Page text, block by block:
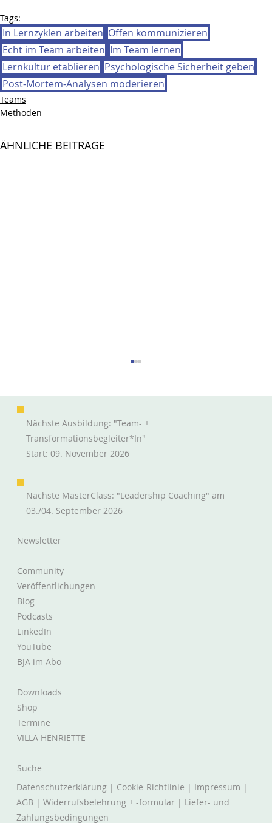
Tags:
In Lernzyklen arbeiten Offen kommunizieren
Echt im Team arbeiten Im Team lernen
Lernkultur etablieren Psychologische Sicherheit geben
Post-Mortem-Analysen moderieren
Teams
Methoden
ÄHNLICHE BEITRÄGE
Das Ticket ist fast fertig
Newsletter
Community
Veröffentlichungen
Blog
Podcasts
LinkedIn
YouTube
BJA im Abo
Downloads
Shop
Termine
VILLA HENRIETTE
Suche
Datenschutzerklärung | Cookie-Richtlinie | Impressum |
AGB |Widerrufsbelehrung + -formular | Liefer- und
Zahlungsbedingungen
Nächste Ausbildung: "Team- +
Transformationsbegleiter*in"
Start: 09. November 2026
Nächste MasterClass: "Leadership Coaching" am
03./04. September 2026